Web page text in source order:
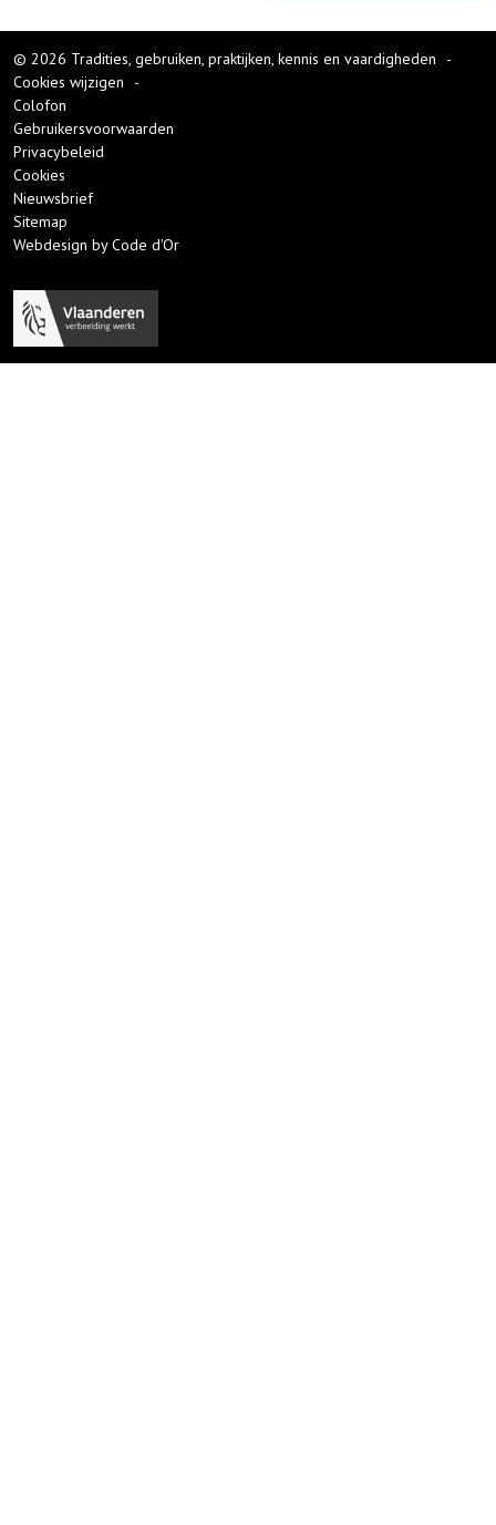
© 2026 Tradities, gebruiken, praktijken, kennis en vaardigheden
-
Cookies wijzigen
-
Colofon
Gebruikersvoorwaarden
Privacybeleid
Cookies
Nieuwsbrief
Sitemap
Webdesign by Code d'Or